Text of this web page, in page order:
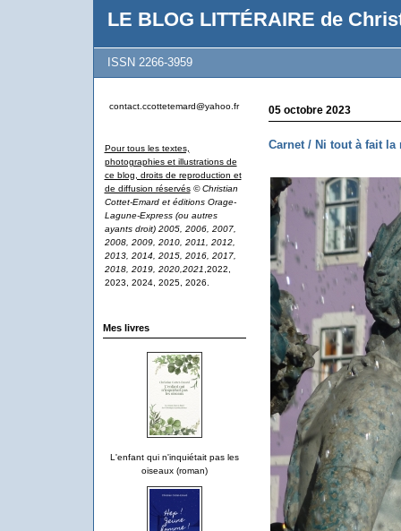
LE BLOG LITTÉRAIRE de
ISSN 2266-3959
contact.ccottetemard@yahoo.fr
Pour tous les textes,
photographies et illustrations de
ce blog, droits de reproduction et
de diffusion réservés © Christian
Cottet-Emard et éditions Orage-
Lagune-Express (ou autres
ayants droit) 2005, 2006, 2007,
2008, 2009, 2010, 2011, 2012,
2013, 2014, 2015, 2016, 2017,
2018, 2019, 2020,2021 ,2022,
2023, 2024, 2025, 2026.
Mes livres
L'enfant qui n'inquiétait pas les
oiseaux (roman)
05 octobre 2023
Carnet / Ni tout à fait la